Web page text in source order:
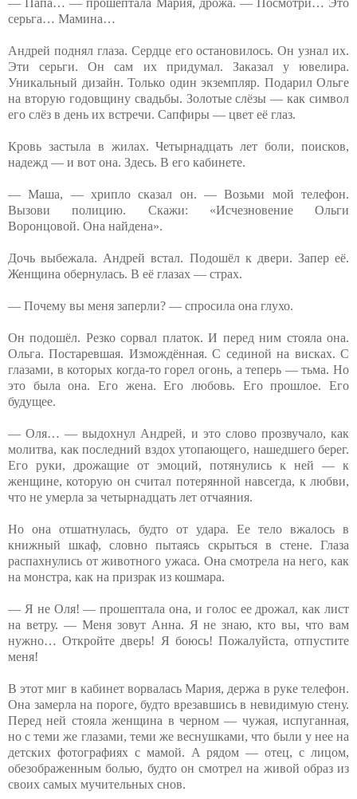
серьга… Мамина…
Андрей поднял глаза. Сердце его остановилось. Он узнал их.
Эти серьги. Он сам их придумал. Заказал у ювелира.
Уникальный дизайн. Только один экземпляр. Подарил Ольге
на вторую годовщину свадьбы. Золотые слёзы — как символ
его слёз в день их встречи. Сапфиры — цвет её глаз.
Кровь застыла в жилах. Четырнадцать лет боли, поисков,
надежд — и вот она. Здесь. В его кабинете.
— Маша, — хрипло сказал он. — Возьми мой телефон.
Вызови полицию. Скажи: «Исчезновение Ольги
Воронцовой. Она найдена».
Дочь выбежала. Андрей встал. Подошёл к двери. Запер её.
Женщина обернулась. В её глазах — страх.
— Почему вы меня заперли? — спросила она глухо.
Он подошёл. Резко сорвал платок. И перед ним стояла она.
Ольга. Постаревшая. Измождённая. С сединой на висках. С
глазами, в которых когда-то горел огонь, а теперь — тьма. Но
это была она. Его жена. Его любовь. Его прошлое. Его
будущее.
— Оля… — выдохнул Андрей, и это слово прозвучало, как
молитва, как последний вздох утопающего, нашедшего берег.
Его руки, дрожащие от эмоций, потянулись к ней — к
женщине, которую он считал потерянной навсегда, к любви,
что не умерла за четырнадцать лет отчаяния.
Но она отшатнулась, будто от удара. Ее тело вжалось в
книжный шкаф, словно пытаясь скрыться в стене. Глаза
распахнулись от животного ужаса. Она смотрела на него, как
на монстра, как на призрак из кошмара.
— Я не Оля! — прошептала она, и голос ее дрожал, как лист
на ветру. — Меня зовут Анна. Я не знаю, кто вы, что вам
нужно… Откройте дверь! Я боюсь! Пожалуйста, отпустите
меня!
В этот миг в кабинет ворвалась Мария, держа в руке телефон.
Она замерла на пороге, будто врезавшись в невидимую стену.
Перед ней стояла женщина в черном — чужая, испуганная,
но с теми же глазами, теми же веснушками, что были у нее на
детских фотографиях с мамой. А рядом — отец, с лицом,
обезображенным болью, будто он смотрел на живой образ из
своих самых мучительных снов.